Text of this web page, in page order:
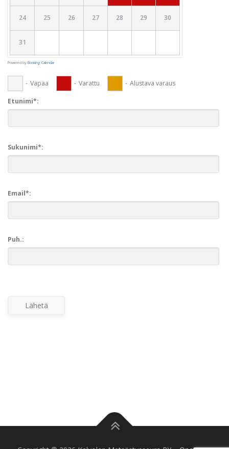
24 25 26 27 28 29 30
31
Powered by Booking Calendar
- Vapaa - Varattu - Alustava varaus
Etunimi*:
Sukunimi*:
Email*:
Puh.:
Lähetä